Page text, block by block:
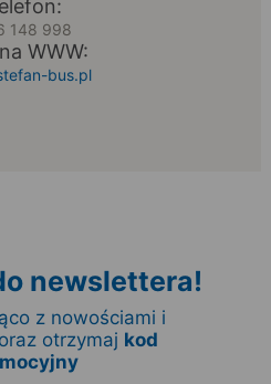
148 998
WWW:
bus.pl
newslettera!
z nowościami i
otrzymaj kod